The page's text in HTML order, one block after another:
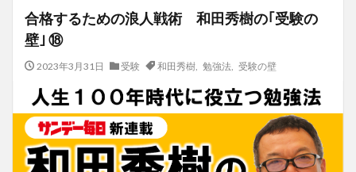
合格するための浪人戦術 和田秀樹の｢受験の
壁｣ ⑱
2023年3月31日 受験 和田秀樹, 勉強法, 受験の壁